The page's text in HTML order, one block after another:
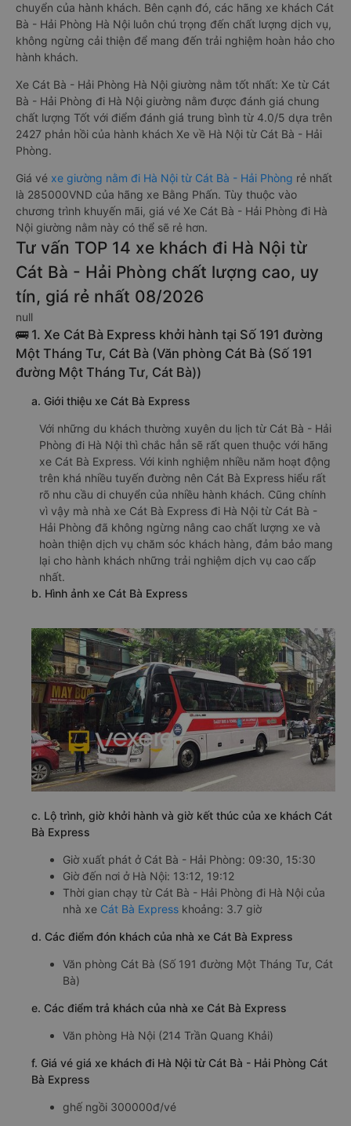
chuyển của hành khách. Bên cạnh đó, các hãng xe khách Cát
Bà - Hải Phòng Hà Nội luôn chú trọng đến chất lượng dịch vụ,
không ngừng cải thiện để mang đến trải nghiệm hoàn hảo cho
hành khách.
Xe Cát Bà - Hải Phòng Hà Nội giường nằm tốt nhất: Xe từ Cát
Bà - Hải Phòng đi Hà Nội giường nằm được đánh giá chung
chất lượng Tốt với điểm đánh giá trung bình từ 4.0/5 dựa trên
2427 phản hồi của hành khách Xe về Hà Nội từ Cát Bà - Hải
Phòng.
Giá vé xe giường nằm đi Hà Nội từ Cát Bà - Hải Phòng rẻ nhất
là 285000VND của hãng xe Bằng Phấn. Tùy thuộc vào
chương trình khuyến mãi, giá vé Xe Cát Bà - Hải Phòng đi Hà
Nội giường nằm này có thể sẽ rẻ hơn.
Tư vấn TOP 14 xe khách đi Hà Nội từ
Cát Bà - Hải Phòng chất lượng cao, uy
tín, giá rẻ nhất 08/2026
null
🚌 1. Xe Cát Bà Express khởi hành tại Số 191 đường
Một Tháng Tư, Cát Bà (Văn phòng Cát Bà (Số 191
đường Một Tháng Tư, Cát Bà))
a. Giới thiệu xe Cát Bà Express
Với những du khách thường xuyên du lịch từ Cát Bà - Hải
Phòng đi Hà Nội thì chắc hẳn sẽ rất quen thuộc với hãng
xe Cát Bà Express. Với kinh nghiệm nhiều năm hoạt động
trên khá nhiều tuyến đường nên Cát Bà Express hiểu rất
rõ nhu cầu di chuyển của nhiều hành khách. Cũng chính
vì vậy mà nhà xe Cát Bà Express đi Hà Nội từ Cát Bà -
Hải Phòng đã không ngừng nâng cao chất lượng xe và
hoàn thiện dịch vụ chăm sóc khách hàng, đảm bảo mang
lại cho hành khách những trải nghiệm dịch vụ cao cấp
nhất.
b. Hình ảnh xe Cát Bà Express
c. Lộ trình, giờ khởi hành và giờ kết thúc của xe khách Cát
Bà Express
Giờ xuất phát ở Cát Bà - Hải Phòng: 09:30, 15:30
Giờ đến nơi ở Hà Nội: 13:12, 19:12
Thời gian chạy từ Cát Bà - Hải Phòng đi Hà Nội của
nhà xe Cát Bà Express khoảng: 3.7 giờ
d. Các điểm đón khách của nhà xe Cát Bà Express
Văn phòng Cát Bà (Số 191 đường Một Tháng Tư, Cát
Bà)
e. Các điểm trả khách của nhà xe Cát Bà Express
Văn phòng Hà Nội (214 Trần Quang Khải)
f. Giá vé giá xe khách đi Hà Nội từ Cát Bà - Hải Phòng Cát
Bà Express
ghế ngồi 300000đ/vé